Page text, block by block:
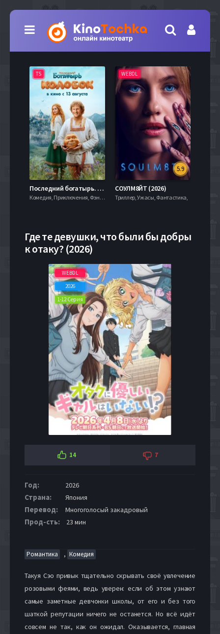
TS
Последний богатырь. Колобок (2026)
Комедия, Приключения, Фэнтези,
WEBDL
5.9
СОУЛМ8ЙТ (2026)
Триллер, Ужасы, Фантастика,
Где те девушки, что были бы добры
к отаку? (2026)
WEBDL
2026
1-12 Серия
14 7
Год: 2026
Страна: Япония
Перевод: Многоголосый закадровый
Прод-сть: 23 мин
Романтика , Комедия
Такуя Сэо привык тщательно скрывать своё увлечение
розовыми феями, ведь уверен: если об этом узнают
самые заметные девчонки школы, от его и без того
шаткой репутации ничего не останется. Но всё идёт
совсем не так, как он ожидал. Оказывается, главная